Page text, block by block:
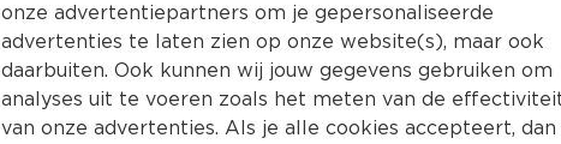
onze advertentiepartners om je gepersonaliseerde
advertenties te laten zien op onze website(s), maar ook
daarbuiten. Ook kunnen wij jouw gegevens gebruiken om
analyses uit te voeren zoals het meten van de
van onze advertenties. Als je alle cookies accepteert, dan